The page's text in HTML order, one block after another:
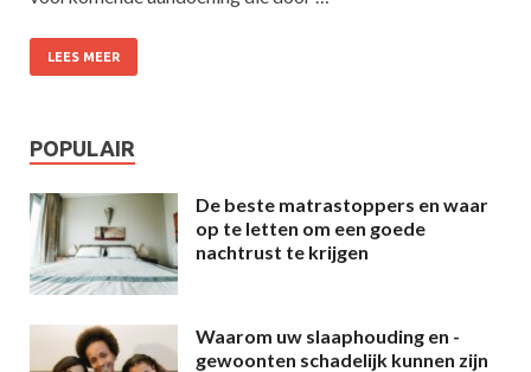
LEES MEER
POPULAIR
De beste matrastoppers en waar
op te letten om een goede
nachtrust te krijgen
Waarom uw slaaphouding en -
gewoonten schadelijk kunnen zijn